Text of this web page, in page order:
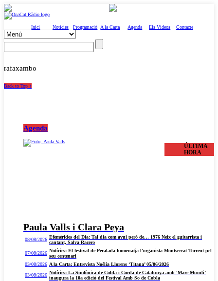
Inici Notícies Programació A la Carta Agenda Els Vídeos Contacte
rafaxambo
Back to Top ↑
Agenda
Paula Valls i Clara Peya
ÚLTIMA
HORA
08/08/2026 Efemèrides del Dia: Tal dia com avui però de… 1976 Neix el guitarrista i
cantant, Salva Racero
07/08/2026 Notícies: El festival de Peralada homenatja l’organista Montserrat Torrent pel
seu centenari
03/08/2026 A la Carta: Entrevista Noèlia Llorens ‘Titana’ 05/06/2026
03/08/2026 Notícies: La Simfònica de Cobla i Corda de Catalunya amb ‘Mare Mundi’
inaugura la 10a edició del Festival Amb So de Cobla